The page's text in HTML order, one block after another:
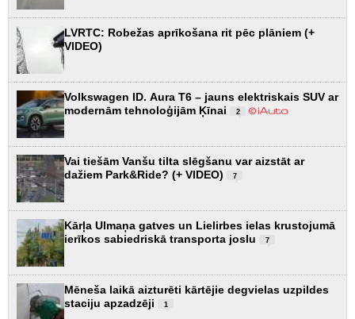
LVRTC: Robežas aprīkošana rit pēc plāniem (+
VIDEO)
Volkswagen ID. Aura T6 – jauns elektriskais SUV ar
modernām tehnoloģijām Ķīnai
2
Vai tiešām Vanšu tilta slēgšanu var aizstāt ar
dažiem Park&Ride? (+ VIDEO)
7
Kārļa Ulmaņa gatves un Lielirbes ielas krustojumā
ierīkos sabiedriskā transporta joslu
7
Mēneša laikā aizturēti kārtējie degvielas uzpildes
staciju apzadzēji
1